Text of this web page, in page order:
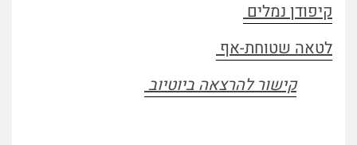
קיפודן נמלים
לטאה שטוחת-אף
קישור להרצאה ביוטיוב